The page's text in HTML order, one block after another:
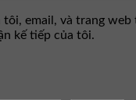
tôi, email, và trang
kế tiếp của tôi.